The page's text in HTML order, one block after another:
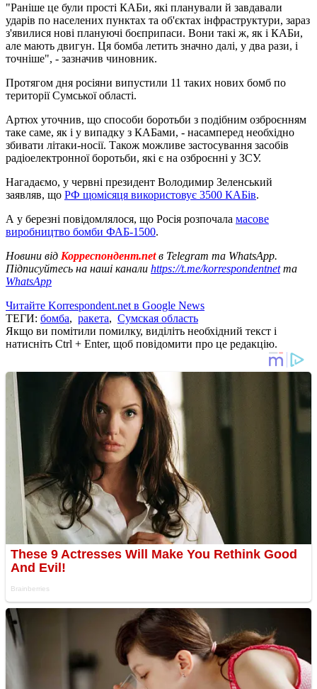
"Раніше це були прості КАБи, які планували й завдавали
ударів по населених пунктах та об'єктах інфраструктури, зараз
з'явилися нові плануючі боєприпаси. Вони такі ж, як і КАБи,
але мають двигун. Ця бомба летить значно далі, у два рази, і
точніше", - зазначив чиновник.
Протягом дня росіяни випустили 11 таких нових бомб по
території Сумської області.
Артюх уточнив, що способи боротьби з подібним озброєнням
таке саме, як і у випадку з КАБами, - насамперед необхідно
збивати літаки-носії. Також можливе застосування засобів
радіоелектронної боротьби, які є на озброєнні у ЗСУ.
Нагадаємо, у червні президент Володимир Зеленський
заявляв, що РФ щомісяця використовує 3500 КАБів.
А у березні повідомлялося, що Росія розпочала масове
виробництво бомби ФАБ-1500.
Новини від Корреспондент.netв Telegram та WhatsApp.
Підписуйтесь на наші канали https://t.me/korrespondentnetта
WhatsApp
Читайте Korrespondent.net в Google News
ТЕГИ: бомба, ракета, Сумская область
Якщо ви помітили помилку, виділіть необхідний текст і
натисніть Ctrl + Enter, щоб повідомити про це редакцію.